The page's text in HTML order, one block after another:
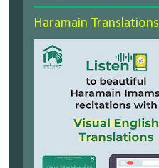
Haramain Translations